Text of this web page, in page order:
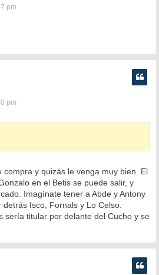
pm
pm
compra y quizás le venga muy bien. El
en el Betis se puede salir, y
Imagínate tener a Abde y Antony
Isco, Fornals y Lo Celso.
sería titular por delante del Cucho y se